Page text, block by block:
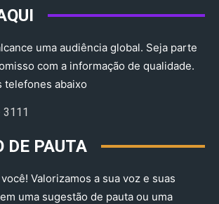
uma audiência global. Seja parte
com a informação de qualidade.
telefones abaixo
3111
DE PAUTA
Valorizamos a sua voz e suas
uma sugestão de pauta ou uma